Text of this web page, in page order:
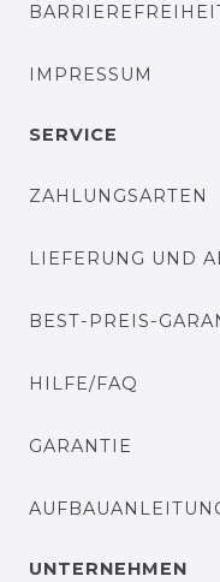
IMPRESSUM
SERVICE
ZAHLUNGSARTEN
LIEFERUNG UND
BEST-PREIS-
HILFE/FAQ
GARANTIE
UNTERNEHMEN